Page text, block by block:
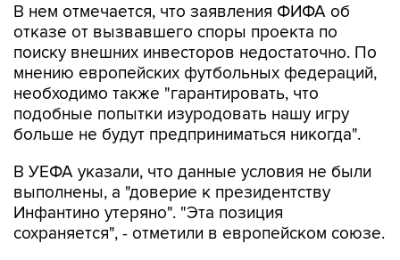
В нем отмечается, что заявления ФИФА об
отказе от вызвавшего споры проекта по
поиску внешних инвесторов недостаточно. По
мнению европейских футбольных федераций,
необходимо также "гарантировать, что
подобные попытки изуродовать нашу игру
больше не будут предприниматься никогда".
В УЕФА указали, что данные условия не были
выполнены, а "доверие к президентству
Инфантино утеряно". "Эта позиция
сохраняется", - отметили в европейском союзе.